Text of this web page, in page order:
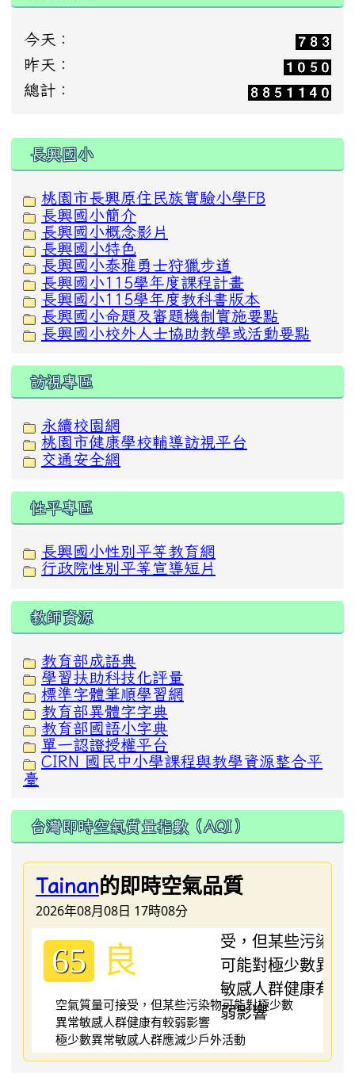
今天：
昨天：
總計：
:::
長興國小
桃園市長興原住民族實驗小學FB
長興國小簡介
長興國小概念影片
長興國小特色
長興國小泰雅勇士狩獵步道
長興國小115學年度課程計畫
長興國小115學年度教科書版本
長興國小命題及審題機制實施要點
長興國小校外人士協助教學或活動要點
訪視專區
永續校園網
桃園市健康學校輔導訪視平台
交通安全網
性平專區
長興國小性別平等教育網
行政院性別平等宣導短片
教師資源
教育部成語典
學習扶助科技化評量
標準字體筆順學習網
教育部異體字字典
教育部國語小字典
單一認證授權平台
CIRN 國民中小學課程與教學資源整合平
臺
台灣即時空氣質量指數（AQI）
Tainan的即時空氣品質
2026年08月08日 17時08分
65 良
空氣質量可接受，但某些污染物可能對極少數
異常敏感人群健康有較弱影響
極少數異常敏感人群應減少戶外活動